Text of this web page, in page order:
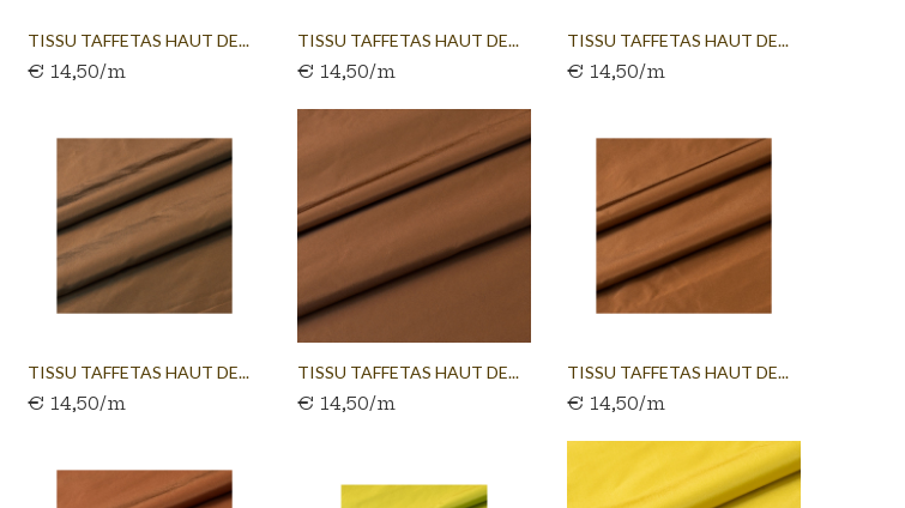
TISSU TAFFETAS HAUT DE...
€ 14,50/m
TISSU TAFFETAS HAUT DE...
€ 14,50/m
TISSU TAFFETAS HAUT DE...
€ 14,50/m
TISSU TAFFETAS HAUT DE...
€ 14,50/m
TISSU TAFFETAS HAUT DE...
€ 14,50/m
TISSU TAFFETAS HAUT DE...
€ 14,50/m